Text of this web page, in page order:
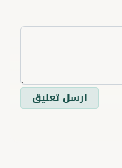
ارسل تعليق